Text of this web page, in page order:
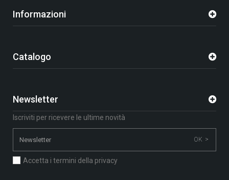
Informazioni
Catalogo
Newsletter
Iscriviti per ricevere le ultime novità
OK >
Accetta i termini della privacy